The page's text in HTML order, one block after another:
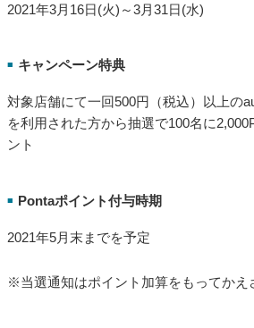
2021年3月16日(火)～3月31日(水)
■ キャンペーン特典
対象店舗にて一回500円（税込）以上の
を利用された方から抽選で100名に
ント
■ Pontaポイント付与時期
2021年5月末までを予定
※当選通知はポイント加算をもってかえ